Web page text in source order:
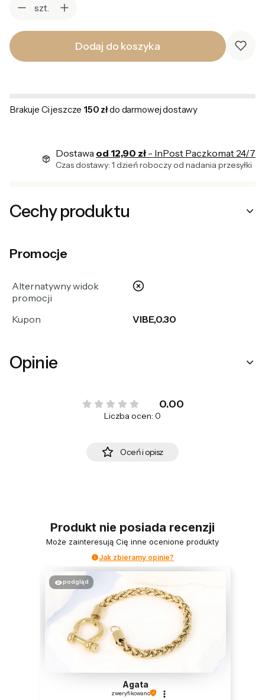
szt.
Dodaj do koszyka
Brakuje Ci jeszcze 150 złdo darmowej dostawy
Dostawa od 12,90 zł - InPost Paczkomat 24/7
Czas dostawy: 1 dzień roboczy od nadania przesyłki
Cechy produktu
Promocje
Alternatywny widok
promocji
nie
Kupon VIBE,0.30
Opinie
0.00
Liczba ocen: 0
Oceń i opisz
Produkt nie posiada recenzji
Może zainteresują Cię inne ocenione produkty
Jak zbieramy opinie?
podgląd
Agata
zweryfikowano